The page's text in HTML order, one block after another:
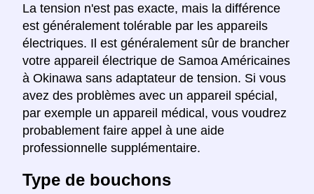
La tension n'est pas exacte, mais la différence
est généralement tolérable par les appareils
électriques. Il est généralement sûr de brancher
votre appareil électrique de Samoa Américaines
à Okinawa sans adaptateur de tension. Si vous
avez des problèmes avec un appareil spécial,
par exemple un appareil médical, vous voudrez
probablement faire appel à une aide
professionnelle supplémentaire.
Type de bouchons